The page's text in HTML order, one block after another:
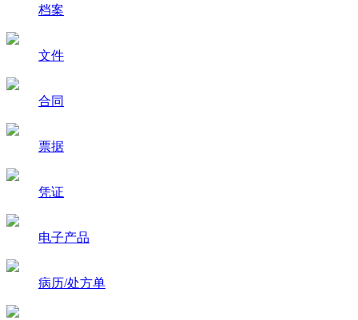
档案
文件
合同
票据
凭证
电子产品
病历/处方单